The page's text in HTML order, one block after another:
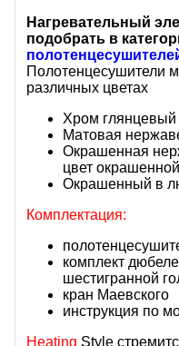
Нагревательный
подобрать в
Полотенцесушители
различных цветах
Хром глянцевый
Матовая
Окрашенная
цвет
Окрашенный в
Комплектация:
комплект
шестигранной
кран Маевского
инструкция по
Heating Style